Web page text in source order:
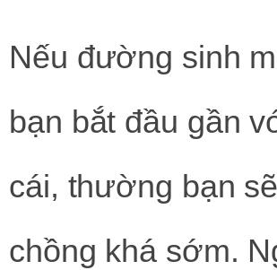
Nếu đường sinh
bạn bắt đầu gần
cái, thường bạn
chồng khá sớm.